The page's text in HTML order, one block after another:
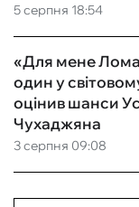
5 серпня 18:54
3 серпня 09:08
«Для мене
один у
оцінив шанси
Чухаджяна